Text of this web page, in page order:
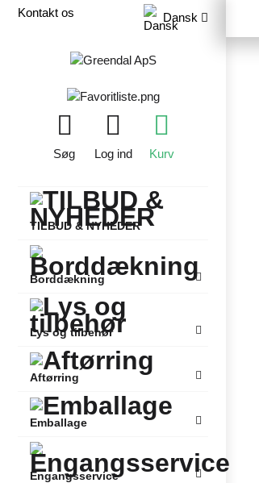
Kontakt os Dansk
Søg Log ind Kurv
TILBUD & NYHEDER
Borddækning
Lys og tilbehør
Aftørring
Emballage
Engangsservice